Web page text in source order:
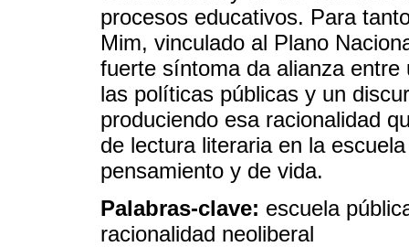
procesos educativos. Para
Mim, vinculado al Plano
fuerte síntoma da alianza
las políticas públicas y un
produciendo esa racionalidad
de lectura literaria en la
pensamiento y de vida.
Palabras-clave: escuela
racionalidad neoliberal